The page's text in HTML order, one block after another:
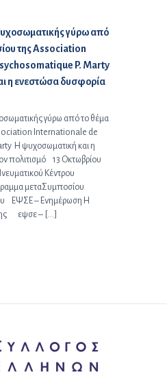
γύρω από
της Association
P. Marty
η ενεστώσα δυσφορία
γύρω από το θέμα
Internationale de
H ψυχοσωματική και η
πολιτισμό 13 Οκτωβρίου
Κέντρου
μεταΣυμποσίου
ΕΨΣΕ – Ενημέρωση Η
εψσε – […]